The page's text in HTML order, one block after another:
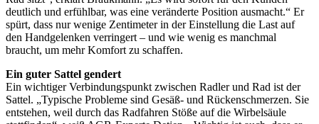
deutlich und erfühlbar, was eine veränderte Position ausmacht.“ Er
spürt, dass nur wenige Zentimeter in der Einstellung die Last auf
den Handgelenken verringert – und wie wenig es manchmal
braucht, um mehr Komfort zu schaffen.
Ein guter Sattel gendert
Ein wichtiger Verbindungspunkt zwischen Radler und Rad ist der
Sattel. „Typische Probleme sind Gesäß- und Rückenschmerzen. Sie
entstehen, weil durch das Radfahren Stöße auf die Wirbelsäule